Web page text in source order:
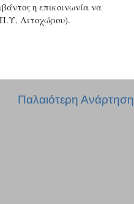
η επικοινωνία να
Λιτοχώρου).
Παλαιότερη Ανάρτηση